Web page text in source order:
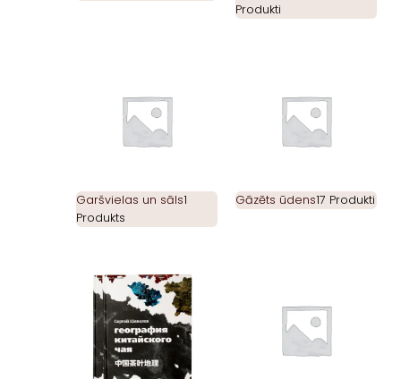
Produkti
Garšvielas un sāls1
Produkts
Gāzēts ūdens17 Produkti